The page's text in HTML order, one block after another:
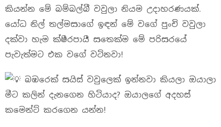
කියන්න මේ බම්බල්බී වවුලා නියම උදාහරණයක්.
යෝධ නිල් තල්මසාගේ ඉඳන් මේ වගේ පුංචි වවුලා
දක්වා හැම ක්ෂීරපායී සතෙක්ම මේ පරිසරයේ
පැවැත්මට එක වගේ වටිනවා!
බඹරෙක් සයිස් වවුලෙක් ඉන්නවා කියලා ඔයාලා
මීට කලින් දැනගෙන හිටියාද? ඔයාලගේ අදහස්
කමෙන්ට් කරගෙන යන්න!